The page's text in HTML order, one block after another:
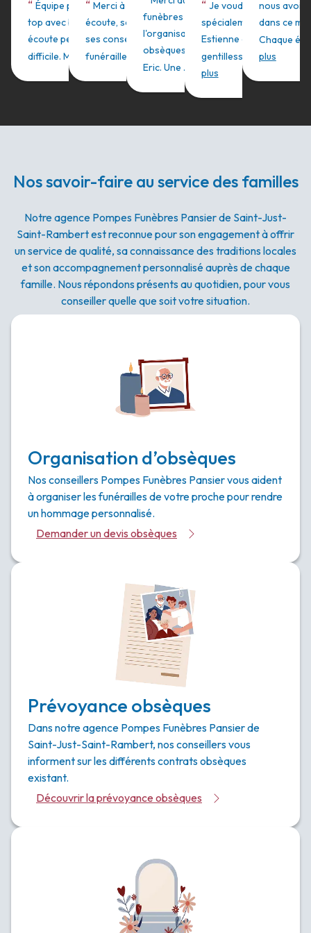
“ Équipe professionnelle au
top avec bienveillance et
écoute pendant ce moment
difficile. Me...
” Lire plus
“ Merci à Laurie pour son
écoute, sa bienveillance et
ses conseils pour les
funérailles de n... ” Lire plus
funèbres Pansier pour
l'organisation des
obsèques de mon frère
Eric. Une ...
Lire plus
“ Je voudrai remercier
spécialement Monsieur
Estienne qui par sa
gentillesse,sa disponi...
plus
nous avoir
dans ce
Chaque
plus
Nos savoir-faire au service des familles
Notre agence Pompes Funèbres Pansier de Saint-Just-
Saint-Rambert est reconnue pour son engagement à offrir
un service de qualité, sa connaissance des traditions locales
et son accompagnement personnalisé auprès de chaque
famille. Nous répondons présents au quotidien, pour vous
conseiller quelle que soit votre situation.
Organisation d’obsèques
Nos conseillers Pompes Funèbres Pansier vous aident
à organiser les funérailles de votre proche pour rendre
un hommage personnalisé.
Demander un devis obsèques
Prévoyance obsèques
Dans notre agence Pompes Funèbres Pansier de
Saint-Just-Saint-Rambert, nos conseillers vous
informent sur les différents contrats obsèques
existant.
Découvrir la prévoyance obsèques